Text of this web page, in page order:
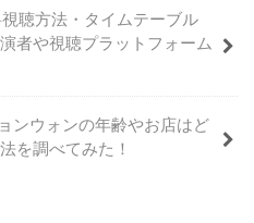
聴方法・タイムテーブル
者や視聴プラットフォーム
ンウォンの年齢やお店はど
を調べてみた！